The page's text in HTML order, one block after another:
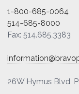
1-800-685-0064
514-685-8000
Fax: 514.685.3383
26W Hymus Blvd,